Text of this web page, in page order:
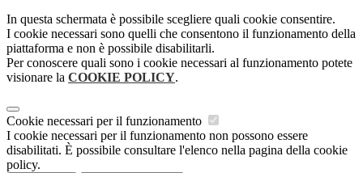
In questa schermata è possibile scegliere quali cookie consentire.
I cookie necessari sono quelli che consentono il funzionamento della
piattaforma e non è possibile disabilitarli.
Per conoscere quali sono i cookie necessari al funzionamento potete
visionare la COOKIE POLICY.
Cookie necessari per il funzionamento
I cookie necessari per il funzionamento non possono essere
disabilitati. È possibile consultare l'elenco nella pagina della cookie
policy.